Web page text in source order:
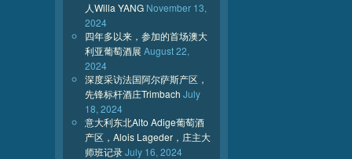
人Willa YANG November 13,
2024
四年多以来，参加的首场澳大
利亚葡萄酒展 August 22,
2024
深度采访法国阿尔萨斯产区，
先锋标杆酒庄Trimbach July
18, 2024
意大利东北Alto Adige葡萄酒
产区，Alois Lageder，庄主大
师班记录July 16, 2024